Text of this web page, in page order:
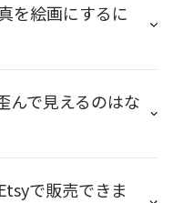
を絵画にするに
んで見えるのはな
で販売できま